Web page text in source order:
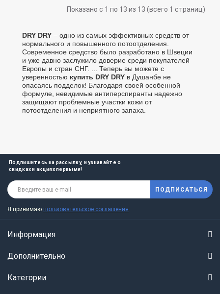
Показано с 1 по 13 из 13 (всего 1 страниц)
DRY DRY – одно из самых эффективных средств от
нормального и повышенного потоотделения.
Современное средство было разработано в Швеции
и уже давно заслужило доверие среди покупателей
Европы и стран СНГ. ... Теперь вы можете с
уверенностью купить DRY DRY в Душанбе не
опасаясь подделок! Благодаря своей особенной
формуле, невидимые антиперспиранты надежно
защищают проблемные участки кожи от
потоотделения и неприятного запаха.
Подпишитесь на рассылку, и узнавайте о
скидках и акциях первыми!
ПОДПИСАТЬСЯ
Я принимаю пользовательское соглашения
Информация
Дополнительно
Категории